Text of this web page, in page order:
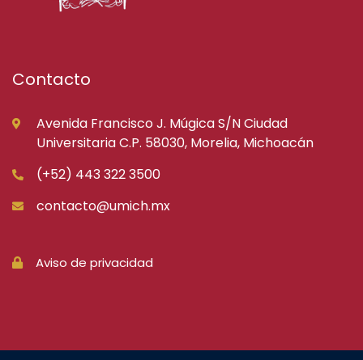
Contacto
Avenida Francisco J. Múgica S/N Ciudad
Universitaria C.P. 58030, Morelia, Michoacán
(+52) 443 322 3500
contacto@umich.mx
Aviso de privacidad